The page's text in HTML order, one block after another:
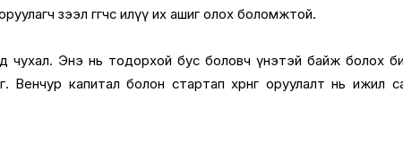
зээл өгөгчөөс илүү их ашиг олох боломжтой.
чухал. Энэ нь тодорхой бус боловч үнэтэй байж болох
Венчур капитал болон стартап хөрөнгө оруулалт нь ижил